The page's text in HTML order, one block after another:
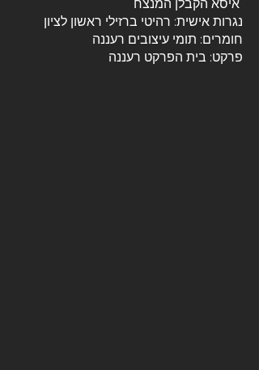
נגרות אישית: רהיטי ברזילי ראשון לציון
חומרים: תומי עיצובים רעננה
פרקט: בית הפרקט רעננה